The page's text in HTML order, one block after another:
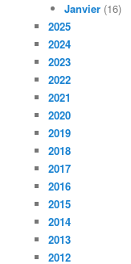
Janvier (16)
2025
2024
2023
2022
2021
2020
2019
2018
2017
2016
2015
2014
2013
2012